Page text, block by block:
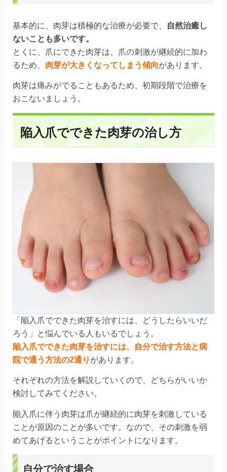
基本的に、肉芽は積極的な治療が必要で、
自然治癒し
ないことも多いです。
とくに、爪にできた肉芽は、爪の刺激が継続的に加わ
るため、 肉芽が大きくなってしまう傾向があります。
肉芽は痛みがでることもあるため、初期段階で治療を
おこないましょう。
陥入爪でできた肉芽の治し方
「陥入爪でできた肉芽を治すには、どうしたらいいだ
ろう」と悩んでいる人もいるでしょう。
陥入爪でできた肉芽を治すには、自分で治す方法と病
院で通う方法の2通り があります。
それぞれの方法を解説していくので、
どちらがいいか
検討してみてください。
陥入爪に伴う肉芽は爪が継続的に肉芽を刺激している
ことが原因のことが多いです。なので、その刺激を弱
めてあげるということがポイントになります。
自分で治す場合